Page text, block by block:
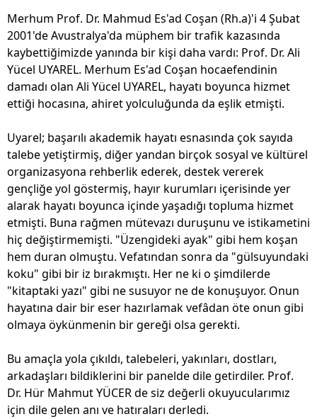
Merhum Prof. Dr. Mahmud Es'ad Coşan (Rh.a)'i 4 Şubat
2001'de Avustralya'da müphem bir trafik kazasında
kaybettiğimizde yanında bir kişi daha vardı: Prof. Dr. Ali
Yücel UYAREL. Merhum Es'ad Coşan hocaefendinin
damadı olan Ali Yücel UYAREL, hayatı boyunca hizmet
ettiği hocasına, ahiret yolculuğunda da eşlik etmişti.
Uyarel; başarılı akademik hayatı esnasında çok sayıda
talebe yetiştirmiş, diğer yandan birçok sosyal ve kültürel
organizasyona rehberlik ederek, destek vererek
gençliğe yol göstermiş, hayır kurumları içerisinde yer
alarak hayatı boyunca içinde yaşadığı topluma hizmet
etmişti. Buna rağmen mütevazı duruşunu ve istikametini
hiç değiştirmemişti. "Üzengideki ayak" gibi hem koşan
hem duran olmuştu. Vefatından sonra da "gülsuyundaki
koku" gibi bir iz bırakmıştı. Her ne ki o şimdilerde
"kitaptaki yazı" gibi ne susuyor ne de konuşuyor. Onun
hayatına dair bir eser hazırlamak vefâdan öte onun gibi
olmaya öykünmenin bir gereği olsa gerekti.
Bu amaçla yola çıkıldı, talebeleri, yakınları, dostları,
arkadaşları bildiklerini bir panelde dile getirdiler. Prof.
Dr. Hür Mahmut YÜCER de siz değerli okuyucularımız
için dile gelen anı ve hatıraları derledi.